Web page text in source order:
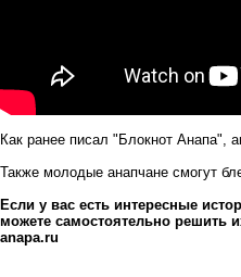
Как ранее писал "Блокнот Анапа",
Также молодые анапчане смогут
Если у вас есть интересные
можете самостоятельно решить
anapa.ru